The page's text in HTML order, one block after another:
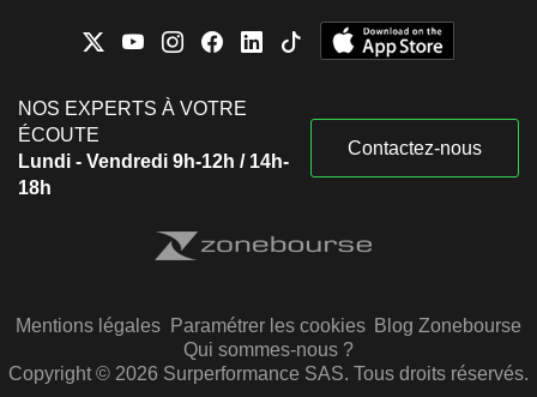
NOS EXPERTS À VOTRE
ÉCOUTE
Lundi - Vendredi 9h-12h / 14h-
18h
Contactez-nous
Mentions légales Paramétrer les cookies Blog Zonebourse
Qui sommes-nous ?
Copyright © 2026 Surperformance SAS. Tous droits réservés.